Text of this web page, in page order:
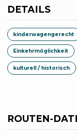
DETAILS
kinderwagengerecht
Einkehrmöglichkeit
kulturell / historisch
ROUTEN-